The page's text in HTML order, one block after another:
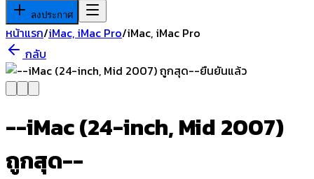
ลงประกาศ
หน้าแรก/iMac, iMac Pro/iMac, iMac Pro
กลับ
ยืนยันแล้ว
--iMac (24-inch, Mid 2007)
ถูกสุด--